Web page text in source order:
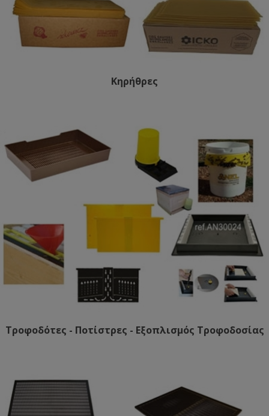
Κηρήθρες
Τροφοδότες - Ποτίστρες - Εξοπλισμός Τροφοδοσίας